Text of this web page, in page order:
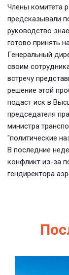
Члены комитета
предсказывали
руководство
готово принять
Генеральный
своим
встречу
решение этой
подаст иск в
председателя
министра
"политические
В последние
конфликт из-за
гендиректора